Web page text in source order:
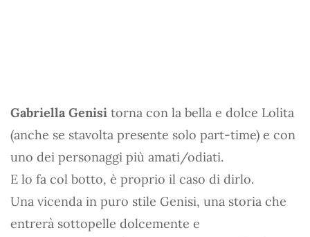
Gabriella Genisi torna con la bella e dolce Lolita
(anche se stavolta presente solo part-time) e con
uno dei personaggi più amati/odiati.
E lo fa col botto, è proprio il caso di dirlo.
Una vicenda in puro stile Genisi, una storia che
entrerà sottopelle dolcemente e